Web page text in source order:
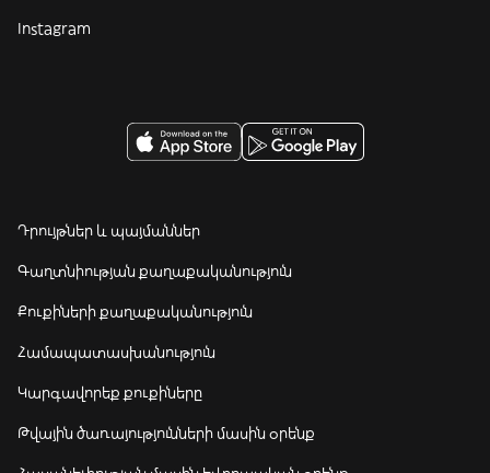
Instagram
Դրույթներ և պայմաններ
Գաղտնիության քաղաքականություն
Քուքիների քաղաքականություն
Համապատասխանություն
Կարգավորեք քուքիները
Թվային ծառայությունների մասին օրենք